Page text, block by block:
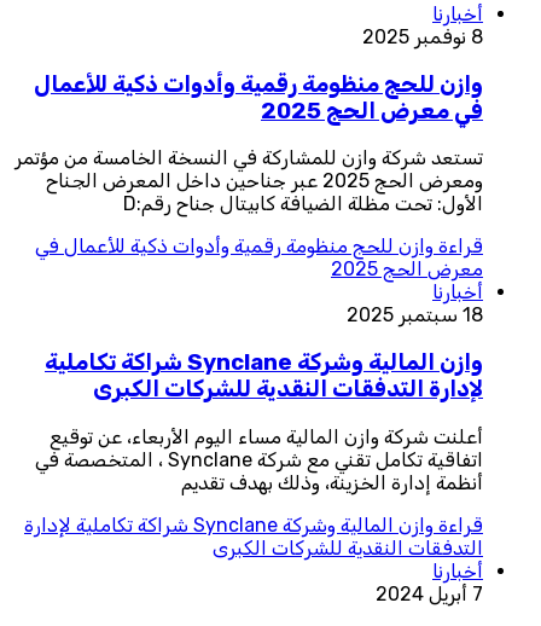
أخبارنا
8 نوفمبر 2025
وازن للحج منظومة رقمية وأدوات ذكية للأعمال
في معرض الحج 2025
تستعد شركة وازن للمشاركة في النسخة الخامسة من مؤتمر
ومعرض الحج 2025 عبر جناحين داخل المعرض الجناح
الأول: تحت مظلة الضيافة كابيتال جناح رقم:D
قراءة وازن للحج منظومة رقمية وأدوات ذكية للأعمال في
معرض الحج 2025
أخبارنا
18 سبتمبر 2025
وازن المالية وشركة Synclane شراكة تكاملية
لإدارة التدفقات النقدية للشركات الكبرى
أعلنت شركة وازن المالية مساء اليوم الأربعاء، عن توقيع
اتفاقية تكامل تقني مع شركة Synclane ، المتخصصة في
أنظمة إدارة الخزينة، وذلك بهدف تقديم
قراءة
وازن المالية وشركة Synclane شراكة تكاملية لإدارة
التدفقات النقدية للشركات الكبرى
أخبارنا
7 أبريل 2024